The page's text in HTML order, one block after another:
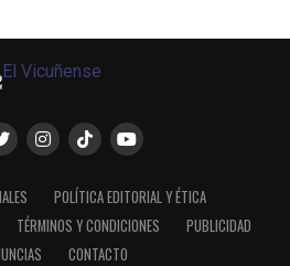
POLÍTICA EDITORIAL Y ÉTICA
TÉRMINOS Y CONDICIONES
PUBLICIDAD
CONTACTO